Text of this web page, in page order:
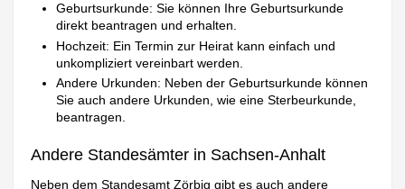
Geburtsurkunde: Sie können Ihre Geburtsurkunde
direkt beantragen und erhalten.
Hochzeit: Ein Termin zur Heirat kann einfach und
unkompliziert vereinbart werden.
Andere Urkunden: Neben der Geburtsurkunde können
Sie auch andere Urkunden, wie eine Sterbeurkunde,
beantragen.
Andere Standesämter in Sachsen-Anhalt
Neben dem Standesamt Zörbig gibt es auch andere